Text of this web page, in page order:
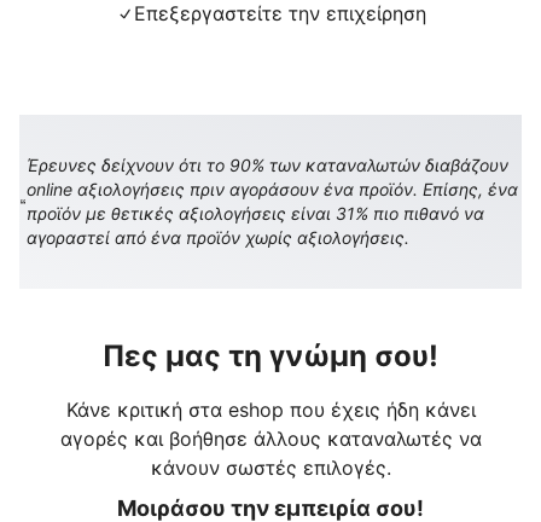
Επεξεργαστείτε την επιχείρηση
Έρευνες δείχνουν ότι το 90% των καταναλωτών διαβάζουν
online αξιολογήσεις πριν αγοράσουν ένα προϊόν. Επίσης, ένα
προϊόν με θετικές αξιολογήσεις είναι 31% πιο πιθανό να
αγοραστεί από ένα προϊόν χωρίς αξιολογήσεις.
Πες μας τη γνώμη σου!
Κάνε κριτική στα eshop που έχεις ήδη κάνει
αγορές και βοήθησε άλλους καταναλωτές να
κάνουν σωστές επιλογές.
Μοιράσου την εμπειρία σου!